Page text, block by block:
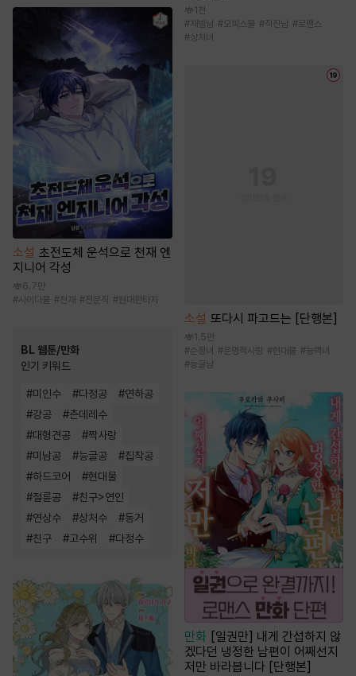
소설 초전도체 운석으로 천재 엔
지니어 각성
6.7만
#사이다물 #천재 #전문직 #현대판타지
BL 웹툰/만화
인기 키워드
#미인수 #다정공 #연하공
#강공 #츤데레수
#대형견공 #짝사랑
#미남공 #능글공 #집착공
#하드코어 #현대물
#절륜공 #친구>연인
#연상수 #상처수 #동거
#친구 #고수위 #다정수
1천
#재벌남 #오피스물 #직진남 #로맨스
#상처녀
소설 또다시 파고드는 [단행본]
1.5만
#순정녀 #운명적사랑 #현대물 #능력녀
#능글남
만화 [일권만] 내게 간섭하지 않
겠다던 냉정한 남편이 어째선지
저만 바라봅니다 [단행본]